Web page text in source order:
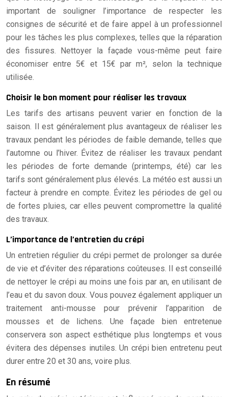
important de souligner l’importance de respecter les
consignes de sécurité et de faire appel à un professionnel
pour les tâches les plus complexes, telles que la réparation
des fissures. Nettoyer la façade vous-même peut faire
économiser entre 5€ et 15€ par m², selon la technique
utilisée.
Choisir le bon moment pour réaliser les travaux
Les tarifs des artisans peuvent varier en fonction de la
saison. Il est généralement plus avantageux de réaliser les
travaux pendant les périodes de faible demande, telles que
l’automne ou l’hiver. Évitez de réaliser les travaux pendant
les périodes de forte demande (printemps, été) car les
tarifs sont généralement plus élevés. La météo est aussi un
facteur à prendre en compte. Évitez les périodes de gel ou
de fortes pluies, car elles peuvent compromettre la qualité
des travaux.
L’importance de l’entretien du crépi
Un entretien régulier du crépi permet de prolonger sa durée
de vie et d’éviter des réparations coûteuses. Il est conseillé
de nettoyer le crépi au moins une fois par an, en utilisant de
l’eau et du savon doux. Vous pouvez également appliquer un
traitement anti-mousse pour prévenir l’apparition de
mousses et de lichens. Une façade bien entretenue
conservera son aspect esthétique plus longtemps et vous
évitera des dépenses inutiles. Un crépi bien entretenu peut
durer entre 20 et 30 ans, voire plus.
En résumé